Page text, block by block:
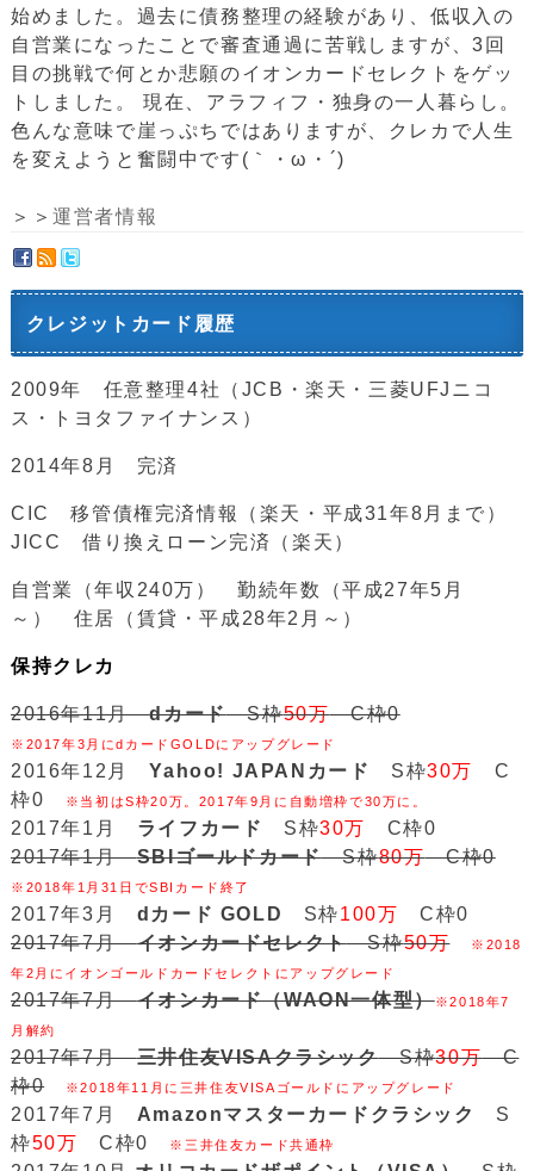
始めました。過去に債務整理の経験があり、低収入の
自営業になったことで審査通過に苦戦しますが、3回
目の挑戦で何とか悲願のイオンカードセレクトをゲッ
トしました。 現在、アラフィフ・独身の一人暮らし。
色んな意味で崖っぷちではありますが、クレカで人生
を変えようと奮闘中です(｀・ω・´)ゞ
＞＞運営者情報
クレジットカード履歴
2009年 任意整理4社（JCB・楽天・三菱UFJニコ
ス・トヨタファイナンス）
2014年8月 完済
CIC 移管債権完済情報（楽天・平成31年8月まで）
JICC 借り換えローン完済（楽天）
自営業（年収240万） 勤続年数（平成27年5月
～） 住居（賃貸・平成28年2月～）
保持クレカ
2016年11月dカードS枠50万C枠0
※2017年3月にdカードGOLDにアップグレード
2016年12月Yahoo! JAPANカード S枠30万
C
枠0
※当初はS枠20万。2017年9月に自動増枠で30万に。
2017年1月 ライフカード S枠30万
C枠0
2017年1月SBIゴールドカードS枠80万C枠0
※2018年1月31日でSBIカード終了
2017年3月 dカード GOLD S枠100万 C枠0
2017年7月イオンカードセレクトS枠50万
※2018
年2月にイオンゴールドカードセレクトにアップグレード
2017年7月イオンカード（WAON一体型）※2018年7
月解約
2017年7月三井住友VISAクラシックS枠30万C
枠0
※2018年11月に三井住友VISAゴールドにアップグレード
2017年7月 Amazonマスターカードクラシック
S
枠50万 C枠0 ※三井住友カード共通枠